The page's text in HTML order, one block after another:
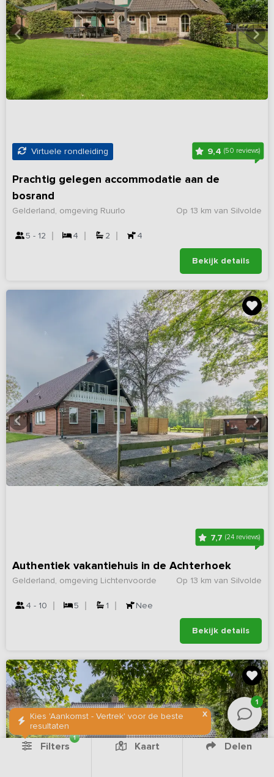
Virtuele rondleiding 9,4 (50 reviews)
Prachtig gelegen accommodatie aan de
bosrand
Op 13 km van Silvolde
Gelderland, omgeving Ruurlo
5 - 12 4 2 4
Bekijk details
7,7(24 reviews)
Authentiek vakantiehuis in de Achterhoek
Op 13 km van Silvolde
Gelderland, omgeving Lichtenvoorde
4 - 10 5 1 Nee
Bekijk details
X
Kies 'Aankomst - Vertrek' voor de beste
resultaten
1
Filters
1
Kaart Delen